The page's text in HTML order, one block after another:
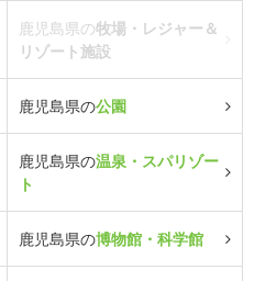
鹿児島県の牧場・レジャー＆
リゾート施設
鹿児島県の公園
鹿児島県の温泉・スパリゾー
ト
鹿児島県の博物館・科学館